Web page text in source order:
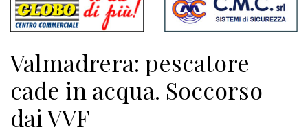
sito
Meteo
CONTATTI
Valmadrera: pescatore
cade in acqua. Soccorso
dai VVF